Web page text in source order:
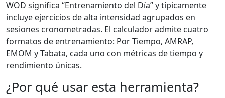
WOD significa “Entrenamiento del Día” y típicamente
incluye ejercicios de alta intensidad agrupados en
sesiones cronometradas. El calculador admite cuatro
formatos de entrenamiento: Por Tiempo, AMRAP,
EMOM y Tabata, cada uno con métricas de tiempo y
rendimiento únicas.
¿Por qué usar esta herramienta?